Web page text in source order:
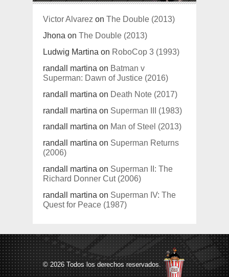
Victor Alvarez on The Double (2013)
Jhona on The Double (2013)
Ludwig Martina on RoboCop 3 (1993)
randall martina on Batman v
Superman: Dawn of Justice (2016)
randall martina on Death Note (2017)
randall martina on Superman III (1983)
randall martina on Man of Steel (2013)
randall martina on Superman Returns
(2006)
randall martina on Superman II: The
Richard Donner Cut (2006)
randall martina on Superman IV: The
Quest for Peace (1987)
© 2026 Todos los derechos reservados.